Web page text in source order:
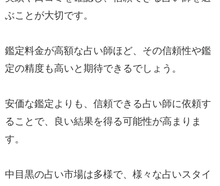
ぶことが大切です。
鑑定料金が高額な占い師ほど、その信頼性や鑑
定の精度も高いと期待できるでしょう。
安価な鑑定よりも、信頼できる占い師に依頼す
ることで、良い結果を得る可能性が高まりま
す。
中目黒の占い市場は多様で、様々な占いスタイ